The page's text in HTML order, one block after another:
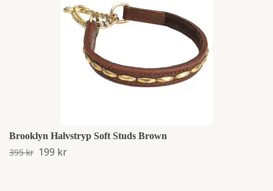
Brooklyn Halvstryp Soft Studs Brown
395 kr 199 kr